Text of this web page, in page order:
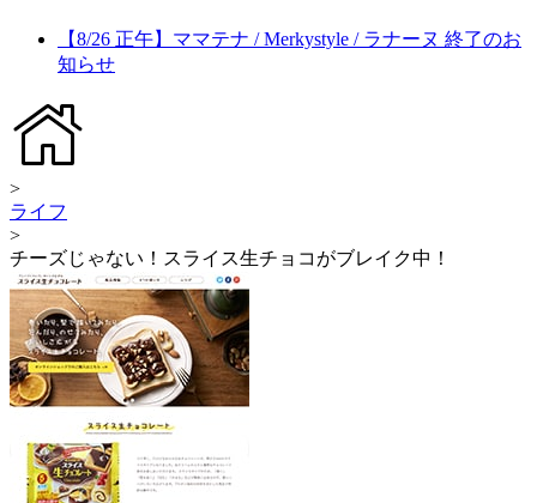
【8/26 正午】ママテナ / Merkystyle / ラナーヌ 終了のお
知らせ
>
ライフ
>
チーズじゃない！スライス生チョコがブレイク中！